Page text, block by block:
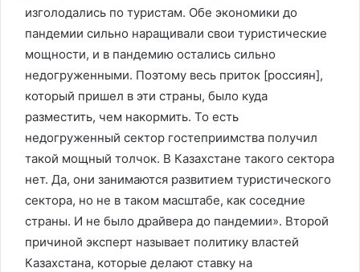
изголодались по туристам. Обе экономики до
пандемии сильно наращивали свои туристические
мощности, и в пандемию остались сильно
недогруженными. Поэтому весь приток [россиян],
который пришел в эти страны, было куда
разместить, чем накормить. То есть
недогруженный сектор гостеприимства получил
такой мощный толчок. В Казахстане такого сектора
нет. Да, они занимаются развитием туристического
сектора, но не в таком масштабе, как соседние
страны. И не было драйвера до пандемии». Второй
причиной эксперт называет политику властей
Казахстана, которые делают ставку на